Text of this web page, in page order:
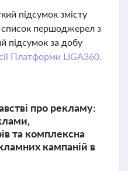
підсумок змісту
список першоджерел з
підсумок за добу
Платформи LIGA360.
про рекламу:
та комплексна
кампаній в